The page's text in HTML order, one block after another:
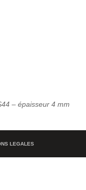
– épaisseur 4 mm
LEGALES